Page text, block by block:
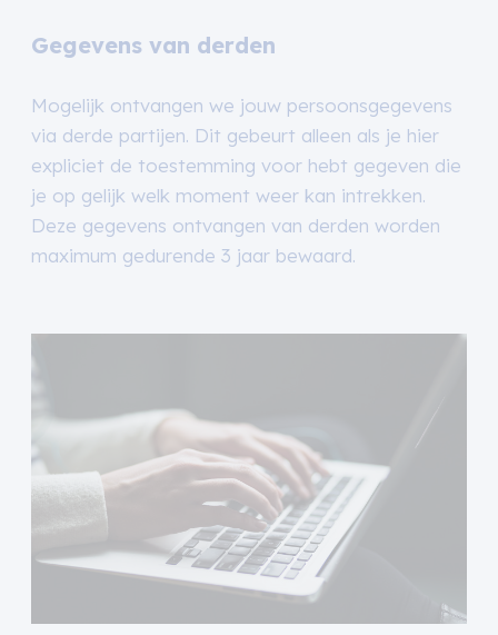
Gegevens van derden
Mogelijk ontvangen we jouw persoonsgegevens
via derde partijen. Dit gebeurt alleen als je hier
expliciet de toestemming voor hebt gegeven die
je op gelijk welk moment weer kan intrekken.
Deze gegevens ontvangen van derden worden
maximum gedurende 3 jaar bewaard.